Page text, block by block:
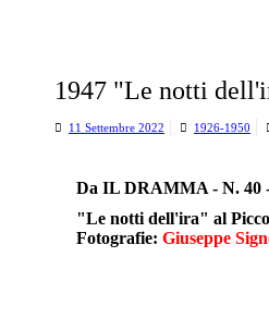
1947 "Le notti
11 Settembre 2022 1926-1950
Da IL DRAMMA - N. 40
"Le notti dell'ira" al
Fotografie: Giuseppe